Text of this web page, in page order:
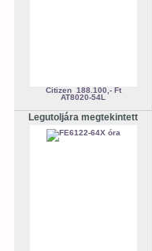
Citizen 188.100,- Ft
AT8020-54L
Legutoljára megtekintett